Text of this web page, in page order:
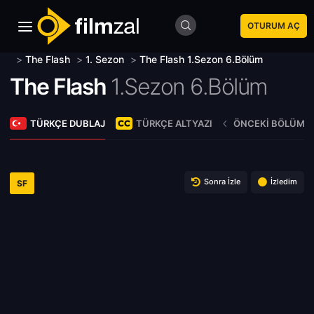
OTURUM AÇ
> The Flash > 1. Sezon > The Flash 1.Sezon 6.Bölüm
The Flash 1.Sezon 6.Bölüm
TÜRKÇE DUBLAJ TÜRKÇE ALTYAZI ÖNCEKI BÖLÜM
SF Sonra İzle İzledim